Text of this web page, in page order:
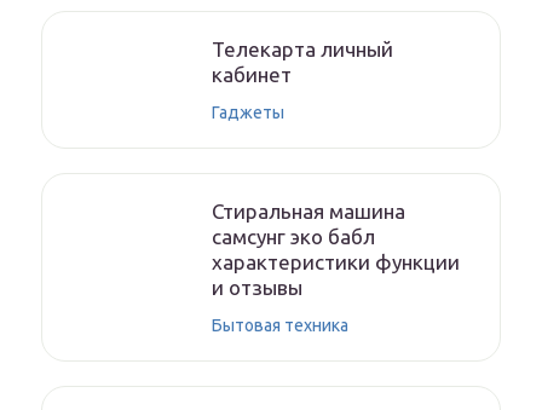
Телекарта личный
кабинет
Гаджеты
Стиральная машина
самсунг эко бабл
характеристики функции
и отзывы
Бытовая техника